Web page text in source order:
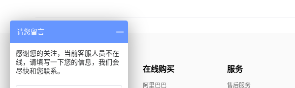
MAX精品系列
在线购买
阿里巴巴
服务
售后服务
请您留言
感谢您的关注，当前客服人员不在
线，请填写一下您的信息，我们会
尽快和您联系。